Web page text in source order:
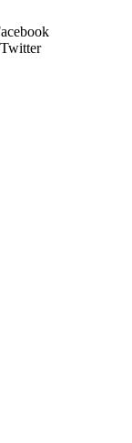
Twitter